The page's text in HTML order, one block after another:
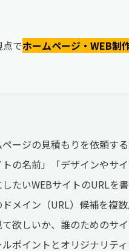
でホームページ・WEB制
ージの見積もりを依頼す
トの名前」「デザインやサ
たいWEBサイトのURLを
メイン（URL）候補を複
欲しいか、誰のためのサ
ポイントとオリジナリテ